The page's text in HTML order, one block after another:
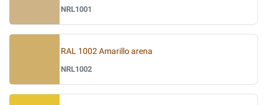
NRL1001
RAL 1002 Amarillo arena
NRL1002